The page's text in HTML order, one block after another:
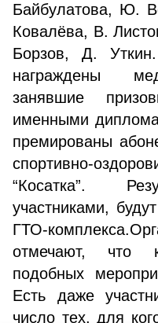
Байбулатова, Ю.
Ковалёва, В.
Борзов, Д.
награждены
занявшие
именными
премированы
спортивно-
“Косатка”.
участниками,
ГТО-
отмечают, что
подобных
Есть даже
число тех, для